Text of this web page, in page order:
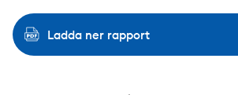
Ladda ner rapport